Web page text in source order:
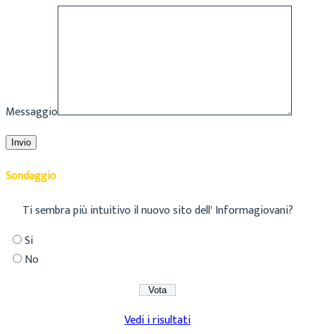
Messaggio
Sondaggio
Ti sembra più intuitivo il nuovo sito dell' Informagiovani?
Si
No
Vedi i risultati